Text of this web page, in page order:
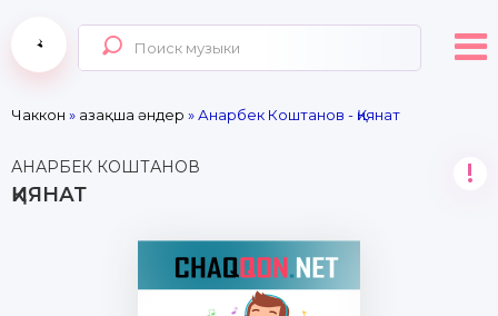
Чаккон » Қазақша әндер » Анарбек Коштанов - Қиянат
АНАРБЕК КОШТАНОВ
ҚИЯНАТ
!